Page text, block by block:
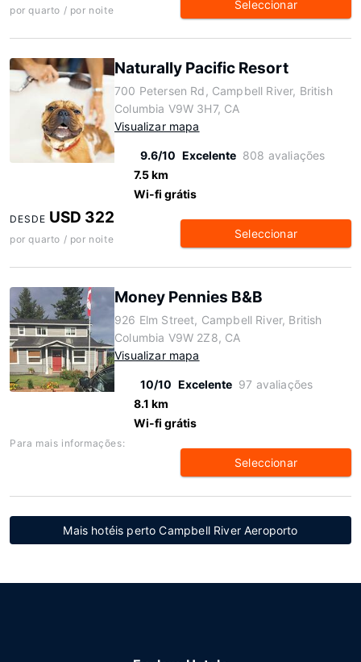
por quarto / por noite Seleccionar
Naturally Pacific Resort
700 Petersen Rd, Campbell River, British
Columbia V9W 3H7, CA
Visualizar mapa
9.6/10 Excelente 808 avaliações
7.5 km
Wi-fi grátis
DESDE USD 322
por quarto / por noite Seleccionar
Money Pennies B&B
926 Elm Street, Campbell River, British
Columbia V9W 2Z8, CA
Visualizar mapa
10/10 Excelente 97 avaliações
8.1 km
Wi-fi grátis
Para mais informações:
Seleccionar
Mais hotéis perto Campbell River Aeroporto